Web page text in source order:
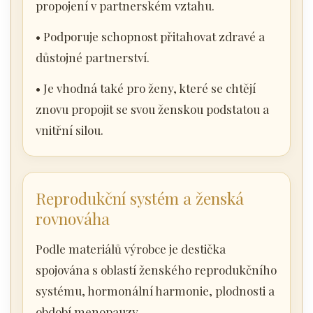
propojení v partnerském vztahu.
• Podporuje schopnost přitahovat zdravé a
důstojné partnerství.
• Je vhodná také pro ženy, které se chtějí
znovu propojit se svou ženskou podstatou a
vnitřní silou.
Reprodukční systém a ženská
rovnováha
Podle materiálů výrobce je destička
spojována s oblastí ženského reprodukčního
systému, hormonální harmonie, plodnosti a